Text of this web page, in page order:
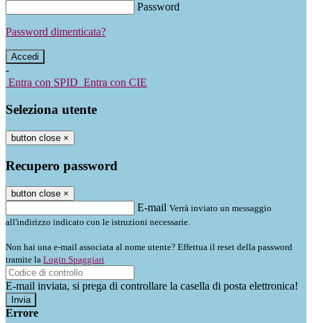
Password
Password dimenticata?
-
Entra con SPID Entra con CIE
Seleziona utente
button close ×
Recupero password
button close ×
E-mail Verrà inviato un messaggio
all'indirizzo indicato con le istruzioni necessarie.
Non hai una e-mail associata al nome utente? Effettua il reset della password
tramite la Login Spaggiari
E-mail inviata, si prega di controllare la casella di posta elettronica!
Errore